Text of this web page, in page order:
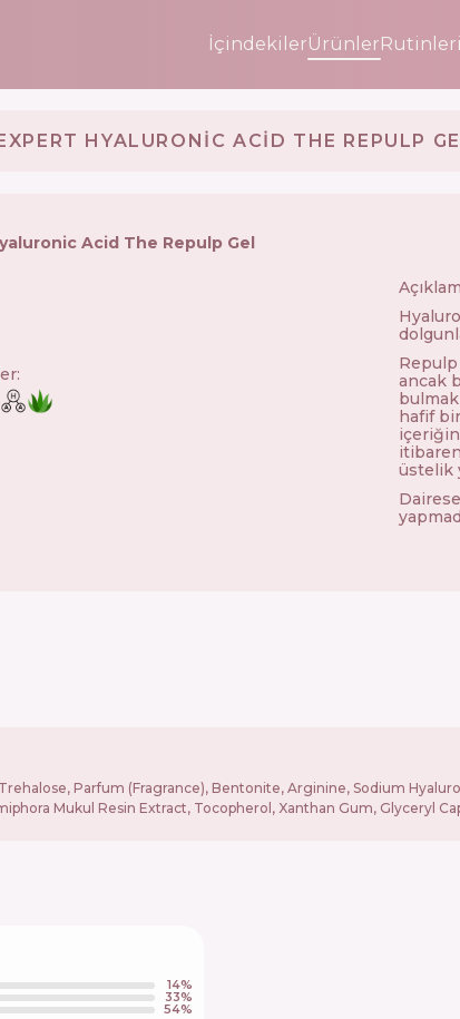
İçindekilerÜrünler
HYALURONIC ACID THE REPULP
Acid The Repulp Gel
:
Repulp
ancak
hafif
üstelik
Parfum (Fragrance), Bentonite, Arginine, Sodium
Mukul Resin Extract, Tocopherol, Xanthan Gum, Glyceryl
14%
33%
54%